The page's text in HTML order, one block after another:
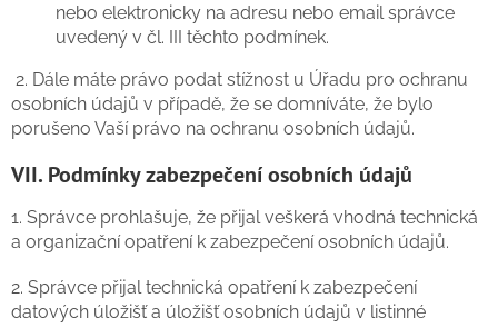
nebo elektronicky na adresu nebo email správce
uvedený v čl. III těchto podmínek.
2. Dále máte právo podat stížnost u Úřadu pro ochranu
osobních údajů v případě, že se domníváte, že bylo
porušeno Vaší právo na ochranu osobních údajů.
VII. Podmínky zabezpečení osobních údajů
1. Správce prohlašuje, že přijal veškerá vhodná technická
a organizační opatření k zabezpečení osobních údajů.
2. Správce přijal technická opatření k zabezpečení
datových úložišť a úložišť osobních údajů v listinné